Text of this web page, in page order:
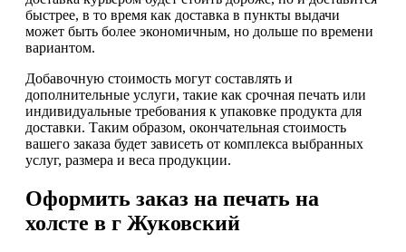
быстрее, в то время как доставка в пункты выдачи
может быть более экономичным, но дольше по времени
вариантом.
Добавочную стоимость могут составлять и
дополнительные услуги, такие как срочная печать или
индивидуальные требования к упаковке продукта для
доставки. Таким образом, окончательная стоимость
вашего заказа будет зависеть от комплекса выбранных
услуг, размера и веса продукции.
Оформить заказ на печать на
холсте в г Жуковский